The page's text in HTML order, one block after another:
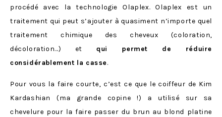
procédé avec la technologie Olaplex. Olaplex est un
traitement qui peut s’ajouter à quasiment n’importe quel
traitement chimique des cheveux (coloration,
décoloration…) et qui permet de réduire
considérablement la casse.
Pour vous la faire courte, c’est ce que le coiffeur de Kim
Kardashian (ma grande copine !) a utilisé sur sa
chevelure pour la faire passer du brun au blond platine